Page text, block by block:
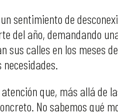
sentimiento de
del año, demandando
sus calles en los meses
que, más allá de
No sabemos qué